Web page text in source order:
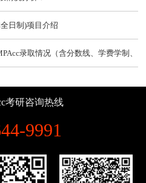
日制)项目介绍
录取情况（含分数线、学费学制、
硕士)分数线发布：215/102/51
备考攻略
取情况、分数线、学费、复试详情、
考研咨询热线
9991